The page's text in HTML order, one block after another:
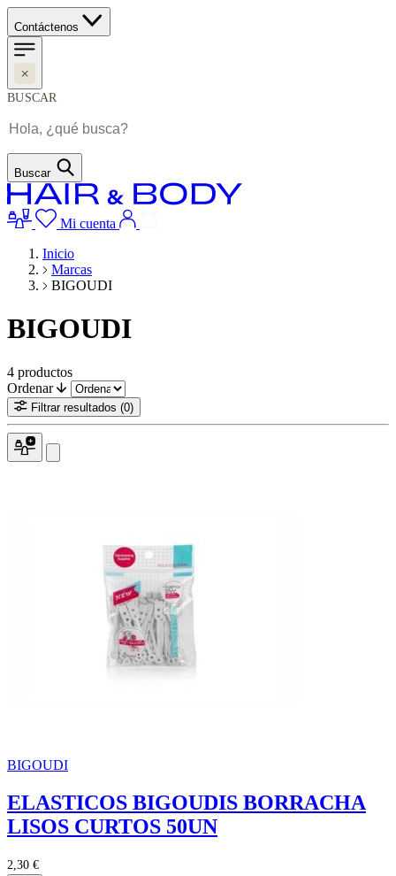
Contáctenos
BUSCAR
Buscar
Mi cuenta
Inicio
Marcas
BIGOUDI
BIGOUDI
4 productos
Ordenar
Filtrar resultados (0)
BIGOUDI
ELASTICOS BIGOUDIS BORRACHA
LISOS CURTOS 50UN
2,30 €